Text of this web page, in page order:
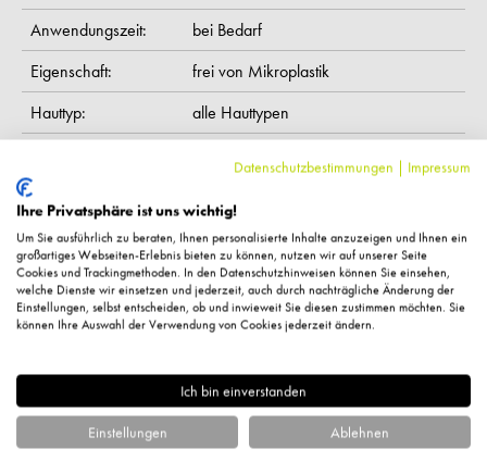
Anwendungszeit:
bei Bedarf
Eigenschaft:
frei von Mikroplastik
Hauttyp:
alle Hauttypen
Wirkung:
pflegend,
Inhaltsstoffe:Water (Aqua), Butyrospermum Parkii (Shea)
Butter*, Caprylic/Capric Triglyceride, Glycerin,
Hydrogenated Coconut Oil, Helianthus Annuus (Sunflower)
Hydrogenated Vegetable Oil, Cetearyl Alcohol, Levulinic
Acid, Sodium Benzoate, Cetearyl Glucoside, Xanthan Gum,
Glyceryl Undecylenate, Fragrance (Parfum), Sodium
Datenschutzbestimmungen | Impressum
Ihre Privatsphäre ist uns wichtig!
Um Sie ausführlich zu beraten, Ihnen personalisierte Inhalte anzuzeigen und Ihnen ein
großartiges Webseiten-Erlebnis bieten zu können, nutzen wir auf unserer Seite
Cookies und Trackingmethoden. In den Datenschutzhinweisen können Sie einsehen,
welche Dienste wir einsetzen und jederzeit, auch durch nachträgliche Änderung der
Einstellungen, selbst entscheiden, ob und inwieweit Sie diesen zustimmen möchten. Sie
können Ihre Auswahl der Verwendung von Cookies jederzeit ändern.
Ich bin einverstanden
Einstellungen Ablehnen